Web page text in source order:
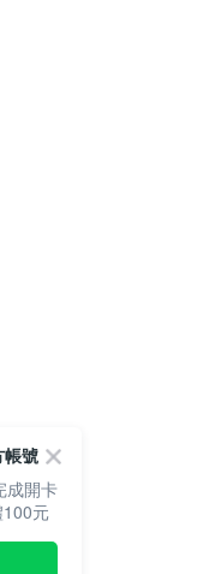
帳號
成開卡
100元